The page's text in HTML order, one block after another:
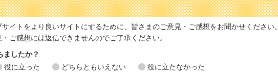
イトをより良いサイトにするために、皆さまのご意見・ご感想をお聞かせください。
ご感想には返信できませんのでご了承ください。
ましたか？
役に立った どちらともいえない 役に立たなかった